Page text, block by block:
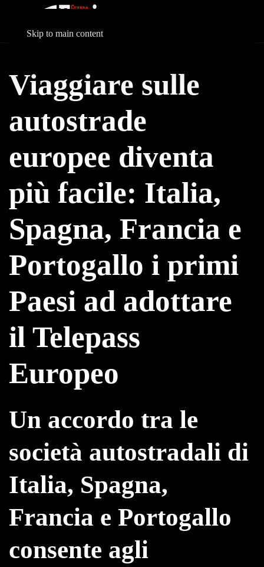
Skip to main content
Viaggiare sulle
autostrade
europee diventa
più facile: Italia,
Spagna, Francia e
Portogallo i primi
Paesi ad adottare
il Telepass
Europeo
Un accordo tra le
società autostradali di
Italia, Spagna,
Francia e Portogallo
consente agli